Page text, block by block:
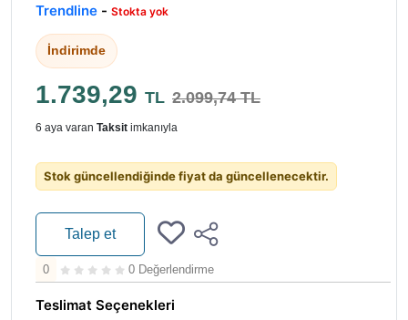
Trendline - Stokta yok
İndirimde
1.739,29 TL 2.099,74 TL
6 aya varan Taksit imkanıyla
Stok güncellendiğinde fiyat da güncellenecektir.
Talep et
0 0 Değerlendirme
Teslimat Seçenekleri